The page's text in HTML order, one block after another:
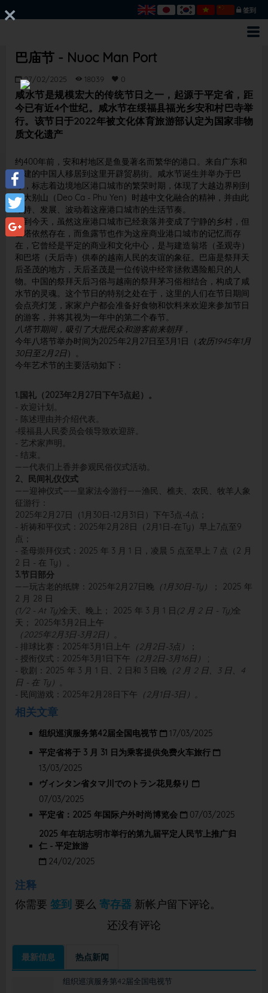
签到
Facebook
Twitter
Google+
巴庙节 - Nuoc Man Port
27/02/2025 18039 0
咸水节是规模宏大的传统节日之一，起源于平定省，距
今已有近4个世纪。咸水节在绥福县福光乡安和村巴寺举
行。该节日于2022年被文化体育旅游部认定为国家非物
质文化遗产
约400年前，安和村地区是鱼曼著名而繁华的港口。来自广东和
福建的中国人移居到这里开辟贸易街。咸水节诞生并举办于巴
寺，标志着边境地区港口城市的繁荣时期，体现了大越边界刚到
达大别山（Deo Ca - Phu Yen）时越中文化融合的精神，并由此
维持、发展、波动着这座港口城市的生活节奏。
直到今天，虽然这座港口城市已经衰落并变成了宁静的乡村，但
巴塔依然存在，而鱼露节也作为这座商业港口城市的记忆而存
在，它曾经是平定的商业和文化中心，是与建造翁塔（圣观寺）
和巴塔（天后寺）供奉的越南人民的友谊的象征。巴庙是祭拜天
后圣茂的地方，天后圣茂是一位传说中经常拯救遇险船只的人
物。中国的祭拜天后习俗与越南的祭拜茅习俗相结合，构成了咸
水节的灵魂。这个节日的特别之处在于，这里的人们在节日期间
会点亮灯笼，家家户户都会准备好食物和饮料来欢迎来参加节日
的游客，并将其视为一年中的第二个春节。
八塔节期间，吸引了大批民众和游客前来朝拜，
今年八塔节举办时间为2025年2月27日至3月1日（ 农历1945年1月
30日至2月2日）。
今年艺术节的主要活动如下：
1.国礼（2023年2月27日下午3点起）。
- 欢迎计划。
- 陈述理由并介绍代表。
-绥福县人民委员会领导致欢迎辞。
- 艺术家声明。
- 结束。
——代表们上香并参观民俗仪式活动。
2、民间礼仪仪式
——迎神仪式——皇家法令游行——渔民、樵夫、农民、牧羊人象
征游行：
2025年2月27日（1月30日-12月31日）下午3点-4点；
- 祈祷和平仪式：2025年2月28日（2月1日-在Ty）早上7点至9
点；
- 圣母崇拜仪式：2025 年 3 月 1 日，凌晨 5 点至早上 7 点（2 月
2 日 - 在 Ty）。
3.节日部分
——玩古老的纸牌：2025年2月27日晚 （1月30日-Ty）
； 2025 年
2 月 28 日
(1/2 - At Ty)全天、晚上； 2025 年 3 月 1 日 (2 月 2 日 - Ty)全
天； 2025年3月2日上午
（2025年2月3日-3月2日）
- 排球比赛：2025年3月1日上午 （2月2日-3点）
；
- 授衔仪式：2025年3月1日下午 （2月2日-3月16日）
;
- 歌剧：2025 年 3 月 1 日、2 日和 3 日晚 （2 月 2 日、3 日、4
日 - 在 Ty）
- 民间游戏：2025年2月28日下午 （2月1日-3日）。
相关文章
组织巡演服务第42届全国电视节
17/03/2025
平定省将于 3 月 31 日为乘客提供免费火车旅行
13/03/2025
ヴィンタン省タマ川でのトラン花見祭り
07/03/2025
平定省：2025 年国际户外时尚博览会
07/03/2025
2025 年在胡志明市举行的第九届平定人民节上推广归
仁 - 平定旅游
24/02/2025
注释
你需要 签到 要么 寄存器 新帐户留下评论。
还没有评论
最新信息 热点新闻
组织巡演服务第42届全国电视节